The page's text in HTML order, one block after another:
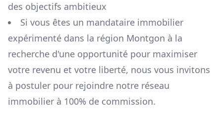
des objectifs ambitieux
Si vous êtes un mandataire immobilier
expérimenté dans la région Montgon à la
recherche d'une opportunité pour maximiser
votre revenu et votre liberté, nous vous invitons
à postuler pour rejoindre notre réseau
immobilier à 100% de commission.